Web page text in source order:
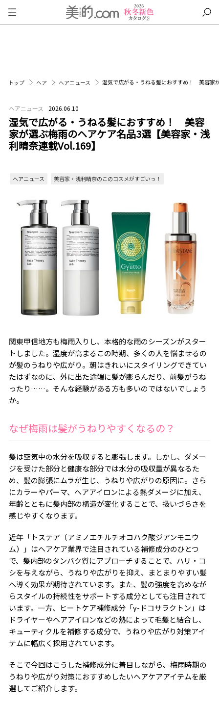
トップ ヘア ヘアニュース 湿気で広がる・うねる髪におすすめ！ 美容家
ヘアニュース 2026.06.10
湿気で広がる・うねる髪におすすめ！ 美容
家が選ぶ梅雨のヘアケア名品3選【美容家・浅
利晴奈連載Vol.169】
ヘアニュース 美容家・浅利晴奈のこのコスメがすごいっ！
関東甲信地方も梅雨入りし、本格的な雨のシーズンがスター
トしました。湿度が高まるこの時期、多くの人を悩ませるの
が髪のうねりや広がり。朝はきれいにスタイリングできてい
たはずなのに、外に出た途端に髪が膨らんだり、前髪がうね
ったり……。そんな経験がある方も多いのではないでしょう
か。
なぜ梅雨は髪がうねりやすくなるの？
髪は空気中の水分を吸収すると膨張します。しかし、ダメー
ジを受けた部分と健康な部分では水分の吸収量が異なるた
め、髪の膨張にムラが生じ、うねりや広がりの原因に。さら
にカラーやパーマ、ヘアアイロンによる熱ダメージに加え、
年齢とともに髪内部の構造が変化することで、扱いづらさを
感じやすくなります。
近年「トステア（アミノエチルチオコハク酸ジアンモニウ
ム）」はヘアケア業界で注目されている補修成分のひとつ
で、髪内部のタンパク質にアプローチすることで、ハリ・コ
シを与えながら、うねりや広がりを抑え、まとまりやすい髪
へ導く効果が期待されています。また、髪の強度を高めなが
らスタイルの持続性をサポートする成分としても注目されて
います。一方、ヒートケア補修成分「γ-ドコサラクトン」は
ドライヤーやヘアアイロンなどの熱によって毛髪と結合し、
キューティクルを補修する成分で、うねりや広がり対策アイ
テムに幅広く採用されています。
そこで今回はこうした補修成分に着目しながら、梅雨時期の
うねりや広がり対策におすすめしたいヘアケアアイテムを厳
選してご紹介します。